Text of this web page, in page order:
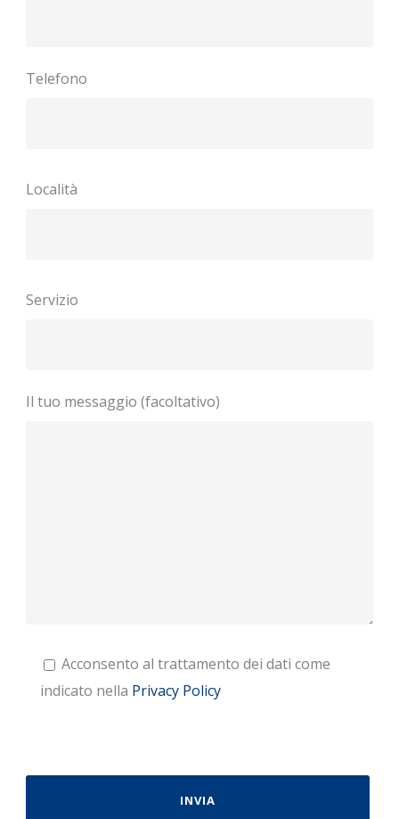
Telefono
Località
Servizio
Il tuo messaggio (facoltativo)
Acconsento al trattamento dei dati come
indicato nella Privacy Policy